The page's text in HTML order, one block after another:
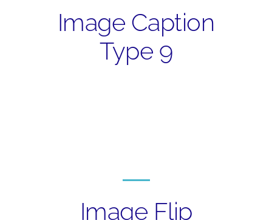
Image Caption
Type 9
NONUMMY NIBH
EUISMOD
ALIQUAM
Image Flip